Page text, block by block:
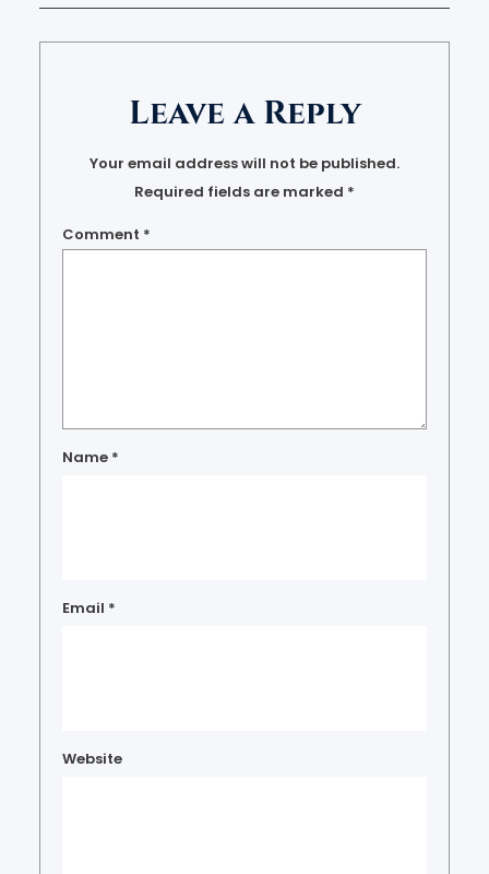
Leave a Reply
Your email address will not be published.
Required fields are marked *
Comment *
Name *
Email *
Website